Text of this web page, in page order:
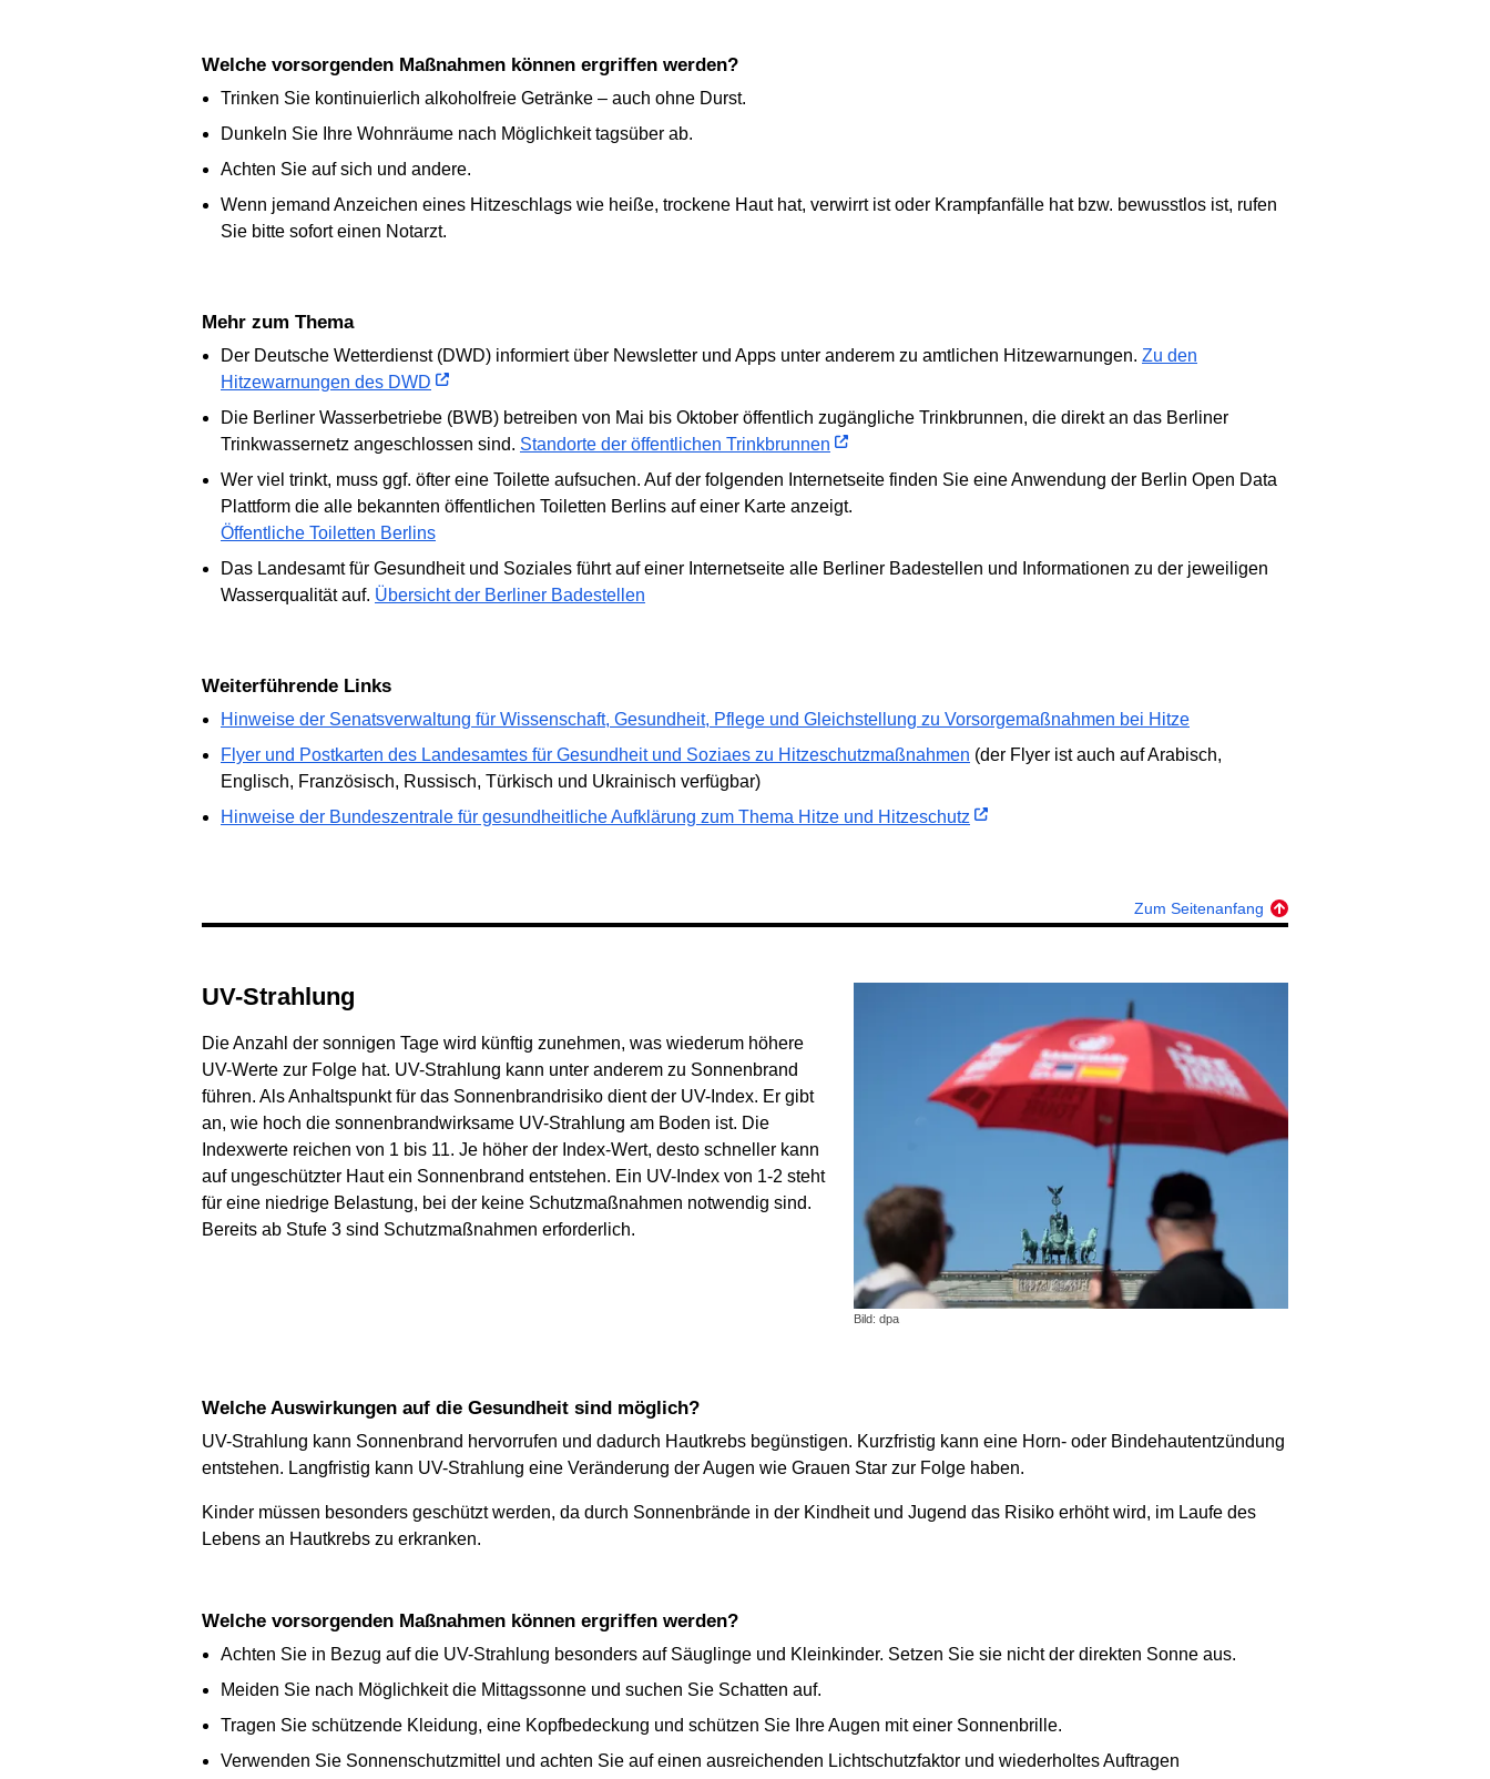
Welche vorsorgenden Maßnahmen können ergriffen werden?
Trinken Sie kontinuierlich alkoholfreie Getränke – auch ohne Durst.
Dunkeln Sie Ihre Wohnräume nach Möglichkeit tagsüber ab.
Achten Sie auf sich und andere.
Wenn jemand Anzeichen eines Hitzeschlags wie heiße, trockene Haut hat, verwirrt ist oder Krampfanfälle hat bzw. bewusstlos ist, rufen
Sie bitte sofort einen Notarzt.
Mehr zum Thema
Der Deutsche Wetterdienst (DWD) informiert über Newsletter und Apps unter anderem zu amtlichen Hitzewarnungen. Zu den
Hitzewarnungen des DWD
Die Berliner Wasserbetriebe (BWB) betreiben von Mai bis Oktober öffentlich zugängliche Trinkbrunnen, die direkt an das Berliner
Trinkwassernetz angeschlossen sind. Standorte der öffentlichen Trinkbrunnen
Wer viel trinkt, muss ggf. öfter eine Toilette aufsuchen. Auf der folgenden Internetseite finden Sie eine Anwendung der Berlin Open Data
Plattform die alle bekannten öffentlichen Toiletten Berlins auf einer Karte anzeigt.
Öffentliche Toiletten Berlins
Das Landesamt für Gesundheit und Soziales führt auf einer Internetseite alle Berliner Badestellen und Informationen zu der jeweiligen
Wasserqualität auf. Übersicht der Berliner Badestellen
Weiterführende Links
Hinweise der Senatsverwaltung für Wissenschaft, Gesundheit, Pflege und Gleichstellung zu Vorsorgemaßnahmen bei Hitze
Flyer und Postkarten des Landesamtes für Gesundheit und Soziaes zu Hitzeschutzmaßnahmen (der Flyer ist auch auf Arabisch,
Englisch, Französisch, Russisch, Türkisch und Ukrainisch verfügbar)
Hinweise der Bundeszentrale für gesundheitliche Aufklärung zum Thema Hitze und Hitzeschutz
Zum Seitenanfang
Bild: dpa
UV-Strahlung
Die Anzahl der sonnigen Tage wird künftig zunehmen, was wiederum höhere
UV-Werte zur Folge hat. UV-Strahlung kann unter anderem zu Sonnenbrand
führen. Als Anhaltspunkt für das Sonnenbrandrisiko dient der UV-Index. Er gibt
an, wie hoch die sonnenbrandwirksame UV-Strahlung am Boden ist. Die
Indexwerte reichen von 1 bis 11. Je höher der Index-Wert, desto schneller kann
auf ungeschützter Haut ein Sonnenbrand entstehen. Ein UV-Index von 1-2 steht
für eine niedrige Belastung, bei der keine Schutzmaßnahmen notwendig sind.
Bereits ab Stufe 3 sind Schutzmaßnahmen erforderlich.
Welche Auswirkungen auf die Gesundheit sind möglich?
UV-Strahlung kann Sonnenbrand hervorrufen und dadurch Hautkrebs begünstigen. Kurzfristig kann eine Horn- oder Bindehautentzündung
entstehen. Langfristig kann UV-Strahlung eine Veränderung der Augen wie Grauen Star zur Folge haben.
Kinder müssen besonders geschützt werden, da durch Sonnenbrände in der Kindheit und Jugend das Risiko erhöht wird, im Laufe des
Lebens an Hautkrebs zu erkranken.
Welche vorsorgenden Maßnahmen können ergriffen werden?
Achten Sie in Bezug auf die UV-Strahlung besonders auf Säuglinge und Kleinkinder. Setzen Sie sie nicht der direkten Sonne aus.
Meiden Sie nach Möglichkeit die Mittagssonne und suchen Sie Schatten auf.
Tragen Sie schützende Kleidung, eine Kopfbedeckung und schützen Sie Ihre Augen mit einer Sonnenbrille.
Verwenden Sie Sonnenschutzmittel und achten Sie auf einen ausreichenden Lichtschutzfaktor und wiederholtes Auftragen